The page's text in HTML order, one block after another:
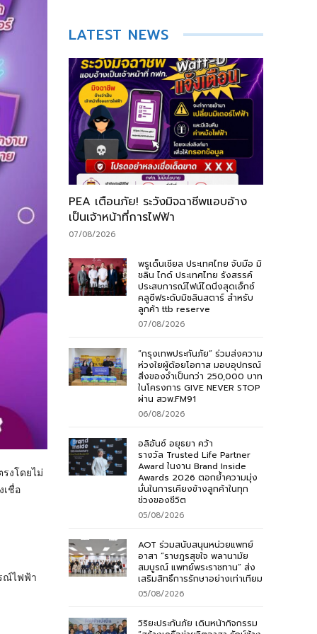
งโดยไม่
เชื่อ
ณ์ไฟฟ้า
LATEST NEWS
PEA เตือนภัย! ระวังมิจฉาชีพแอบอ้าง
เป็นเจ้าหน้าที่การไฟฟ้า
07/08/2026
พรูเด็นเชียล ประเทศไทย จับมือ มิ
ชลิน ไกด์ ประเทศไทย รังสรรค์
ประสบการณ์ไฟน์ไดนิ่งสุดเอ็กซ์
คลูซีฟระดับมิชลินสตาร์ สำหรับ
ลูกค้า ttb reserve
07/08/2026
“กรุงเทพประกันภัย” ร่วมส่งความ
ห่วงใยผู้ด้อยโอกาส มอบอุปกรณ์
สิ่งของจำเป็นกว่า 250,000 บาท
ในโครงการ GIVE NEVER STOP
ผ่าน สวพ.FM91
06/08/2026
อลิอันซ์ อยุธยา คว้า
รางวัล Trusted Life Partner
Award ในงาน Brand Inside
Awards 2026 ตอกย้ำความมุ่ง
มั่นในการเคียงข้างลูกค้าในทุก
ช่วงของชีวิต
05/08/2026
AOT ร่วมสนับสนุนหน่วยแพทย์
อาสา “ราษฎรสุขใจ พลานามัย
สมบูรณ์ แพทย์พระราชทาน” ส่ง
เสริมสิทธิ์การรักษาอย่างเท่าเทียม
05/08/2026
วิริยะประกันภัย เดินหน้ากิจกรรม